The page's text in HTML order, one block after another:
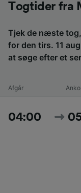
Togtider fra
Tjek de næste
for den tirs. 11
at søge efter et
Afgår
04:00